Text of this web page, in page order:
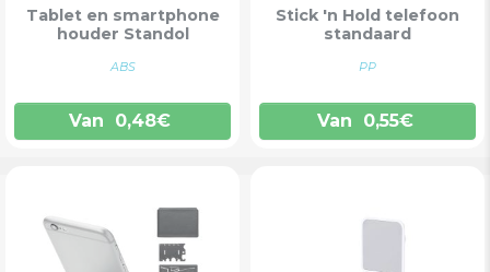
Tablet en smartphone
houder Standol
ABS
Van 0,48€
Stick 'n Hold telefoon
standaard
PP
Van 0,55€